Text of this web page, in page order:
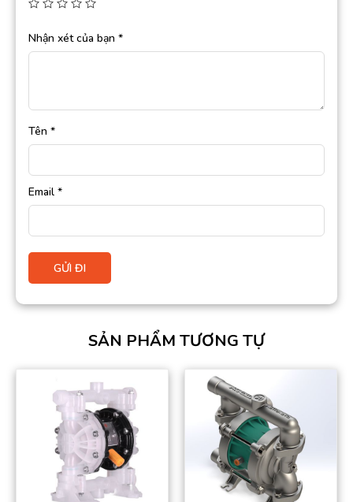
Nhận xét của bạn *
Tên *
Email *
SẢN PHẨM TƯƠNG TỰ